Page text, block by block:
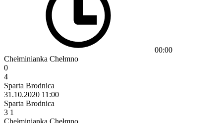
00:00
Chełminianka Chełmno
0
4
Sparta Brodnica
31.10.2020 11:00
Sparta Brodnica
3 1